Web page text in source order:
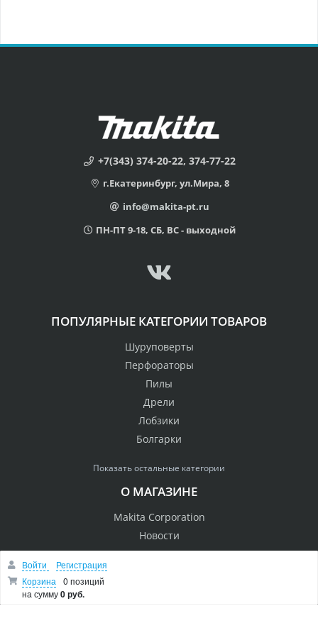
+7(343) 374-20-22, 374-77-22
г.Екатеринбург, ул.Мира, 8
info@makita-pt.ru
ПН-ПТ 9-18, СБ, ВС - выходной
ПОПУЛЯРНЫЕ КАТЕГОРИИ ТОВАРОВ
Шуруповерты
Перфораторы
Пилы
Дрели
Лобзики
Болгарки
Показать остальные категории
О МАГАЗИНЕ
Makita Corporation
Новости
Как купить
Войти
Регистрация
Корзина
0 позиций
на сумму0 руб.